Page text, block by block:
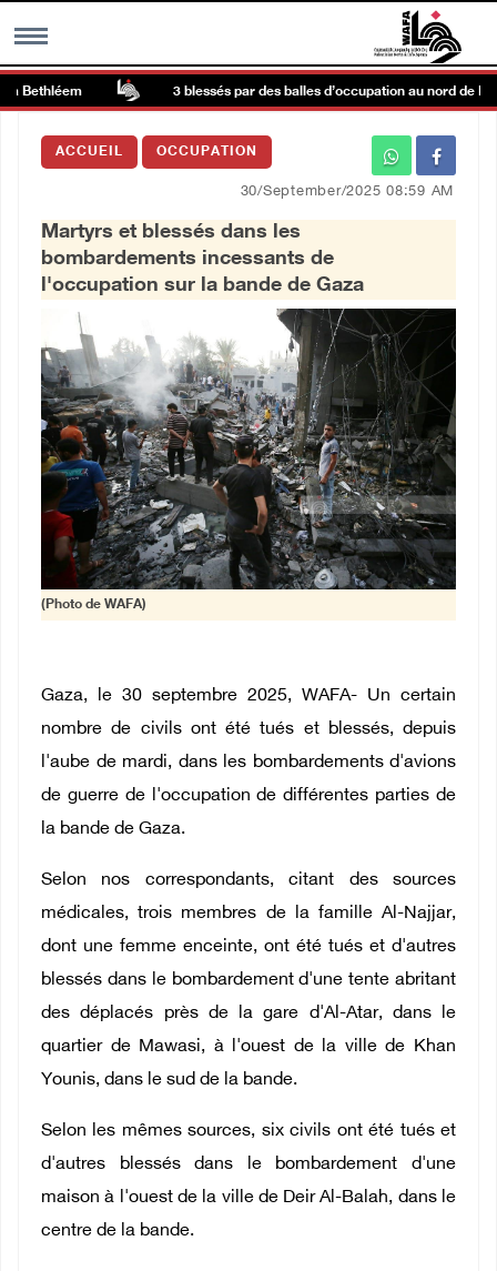
MENU
Galerie d’images
Centre palestinien
العربية
English
3 blessés par des balles d’occupation au nord de Khan
ACCUEIL OCCUPATION
30/September/2025 08:59 AM
Martyrs et blessés dans les
bombardements incessants de
l'occupation sur la bande de Gaza
(Photo de WAFA)
Gaza, le 30 septembre 2025, WAFA- Un certain
nombre de civils ont été tués et blessés, depuis
l'aube de mardi, dans les bombardements d'avions
de guerre de l'occupation de différentes parties de
la bande de Gaza.
Selon nos correspondants, citant des sources
médicales, trois membres de la famille Al-Najjar,
dont une femme enceinte, ont été tués et d'autres
blessés dans le bombardement d'une tente abritant
des déplacés près de la gare d'Al-Atar, dans le
quartier de Mawasi, à l'ouest de la ville de Khan
Younis, dans le sud de la bande.
Selon les mêmes sources, six civils ont été tués et
d'autres blessés dans le bombardement d'une
maison à l'ouest de la ville de Deir Al-Balah, dans le
centre de la bande.